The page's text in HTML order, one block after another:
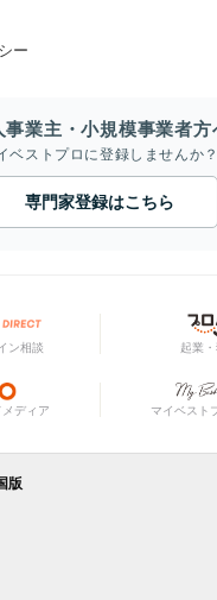
ー
事業主・小規模事業者方
ベストプロに登録しませんか？
専門家登録はこちら
ン相談 起業
ディア マイベスト
版